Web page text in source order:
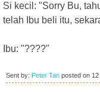
Si kecil: "Sorry Bu,
telah Ibu beli itu,
Ibu: "????"
Sent by: Peter Tan posted on